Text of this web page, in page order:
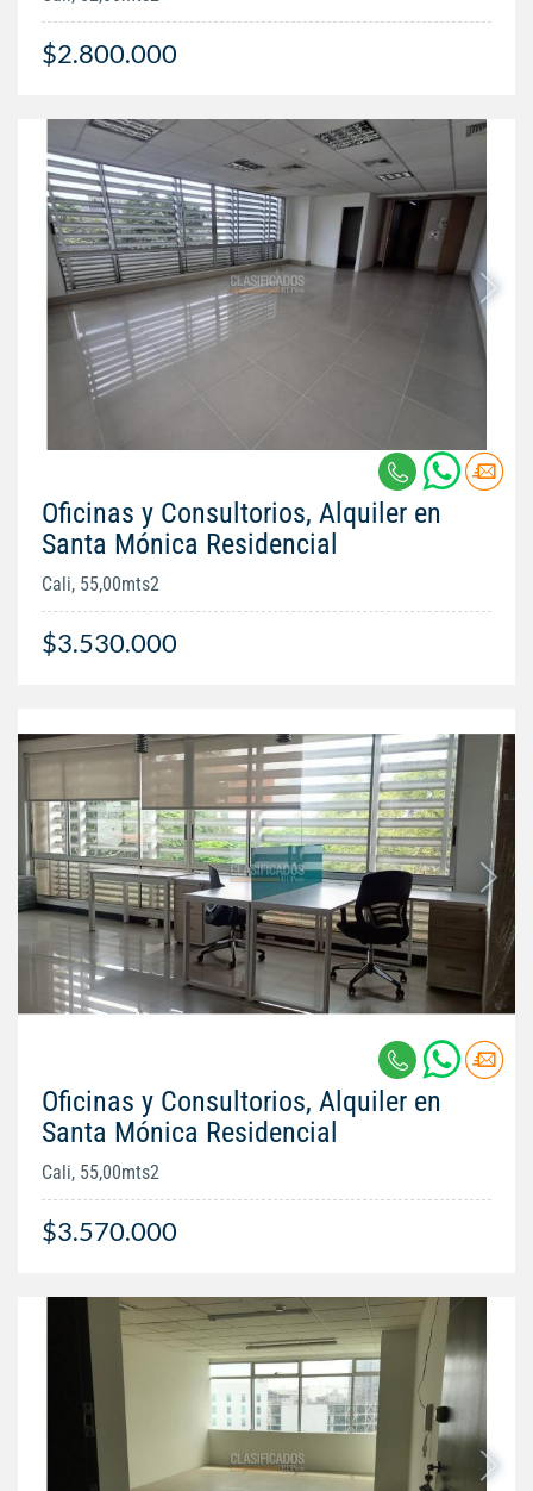
$2.800.000
Oficinas y Consultorios, Alquiler en
Santa Mónica Residencial
Cali, 55,00mts2
$3.530.000
Oficinas y Consultorios, Alquiler en
Santa Mónica Residencial
Cali, 55,00mts2
$3.570.000